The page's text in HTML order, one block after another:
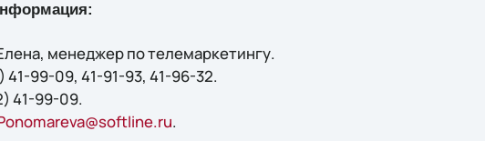
менеджер по телемаркетингу.
41-99-09, 41-91-93, 41-96-32.
41-99-09.
.